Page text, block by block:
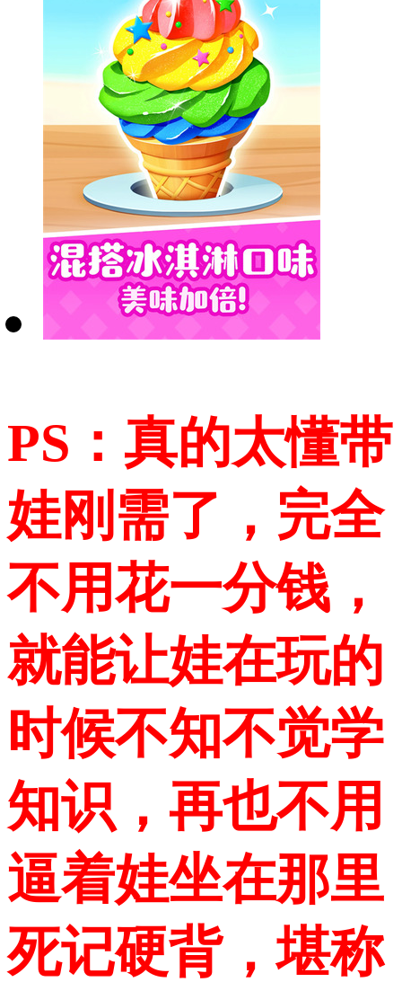
PS：真的太懂带
娃刚需了，完全
不用花一分钱，
就能让娃在玩的
时候不知不觉学
知识，再也不用
逼着娃坐在那里
死记硬背，堪称